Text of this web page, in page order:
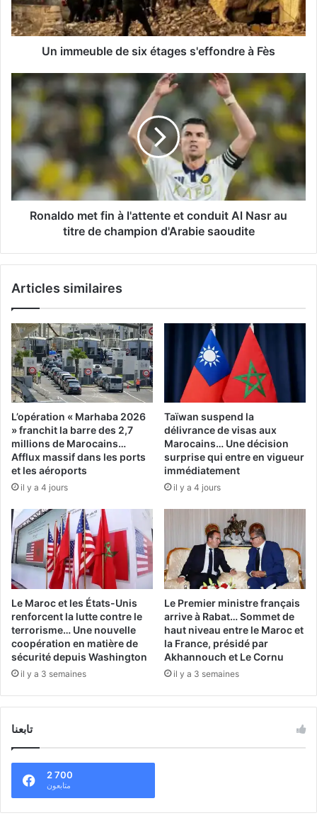
à
Fès
Un immeuble de six étages s'effondre à Fès
Ronaldo
met
à
l'attente
conduit
Nasr
saoudite
Ronaldo met fin à l'attente et conduit Al Nasr au
titre de champion d'Arabie saoudite
Articles similaires
L’opération « Marhaba 2026
» franchit la barre des 2,7
millions de Marocains…
Afflux massif dans les ports
et les aéroports
il y a 4 jours
Taïwan suspend la
délivrance de visas aux
Marocains… Une décision
surprise qui entre en vigueur
immédiatement
il y a 4 jours
Le Maroc et les États-Unis
renforcent la lutte contre le
terrorisme… Une nouvelle
coopération en matière de
sécurité depuis Washington
il y a 3 semaines
Le Premier ministre français
arrive à Rabat… Sommet de
haut niveau entre le Maroc et
la France, présidé par
Akhannouch et Le Cornu
il y a 3 semaines
تابعنا
2 700
متابعون